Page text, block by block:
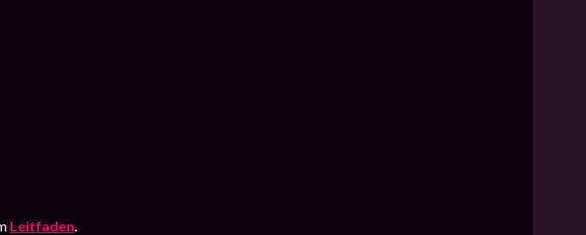
Leitfaden.